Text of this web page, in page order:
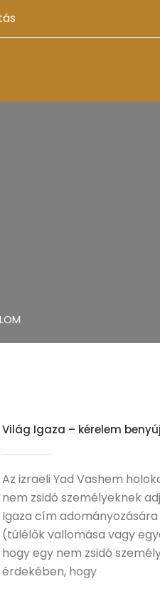
Világ Igaza – kérelem
Az izraeli Yad Vashem
nem zsidó személyeknek
Igaza cím
(túlélők vallomása vagy
hogy egy nem zsidó
érdekében, hogy